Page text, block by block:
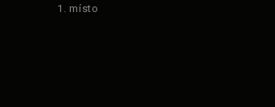
1. místo